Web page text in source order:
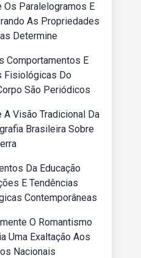
Os Paralelogramos E
As Propriedades
Determine
Comportamentos E
Fisiológicas Do
São Periódicos
A Visão Tradicional Da
Brasileira Sobre
Da Educação
E Tendências
Contemporâneas
O Romantismo
Uma Exaltação Aos
Nacionais